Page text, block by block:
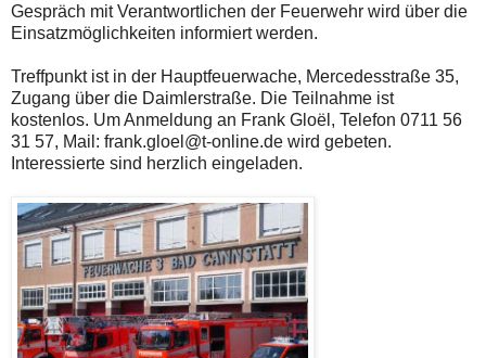
Gespräch mit Verantwortlichen der Feuerwehr wird über die
Einsatzmöglichkeiten informiert werden.
Treffpunkt ist in der Hauptfeuerwache, Mercedesstraße 35,
Zugang über die Daimlerstraße. Die Teilnahme ist
kostenlos. Um Anmeldung an Frank Gloël, Telefon 0711 56
31 57, Mail: frank.gloel@t-online.de wird gebeten.
Interessierte sind herzlich eingeladen.